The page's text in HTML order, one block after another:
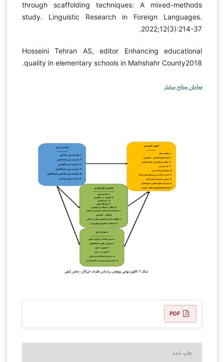
through scaffolding techniques: A mixed-methods
study. Linguistic Research in Foreign Languages.
2022;12(3):214-37.
Hosseini Tehran AS, editor Enhancing educational
quality in elementary schools in Mahshahr County2018.
نمایش منابع بیشتر
PDF
چاپ شده